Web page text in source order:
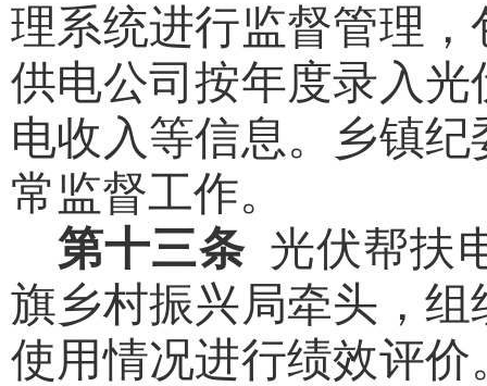
理系统进行监督管理
供电公司按年度录入
电收入等信息。乡镇
常监督工作。
第十三条 光伏帮扶
旗乡村振兴局牵头，
使用情况进行绩效评